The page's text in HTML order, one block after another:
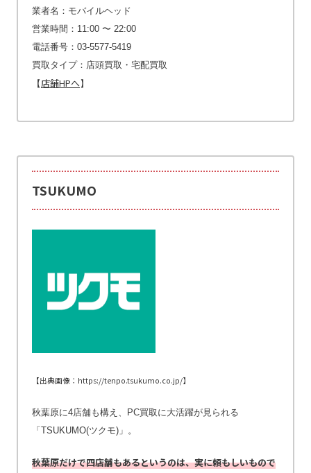
業者名：モバイルヘッド
営業時間：11:00 〜 22:00
電話番号：03-5577-5419
買取タイプ：店頭買取・宅配買取
【 店舗HPへ】
TSUKUMO
【出典画像：https://tenpo.tsukumo.co.jp/】
秋葉原に4店舗も構え、PC買取に大活躍が見られる
「TSUKUMO(ツクモ)」。
秋葉原だけで四店舗もあるというのは、実に頼もしいもので